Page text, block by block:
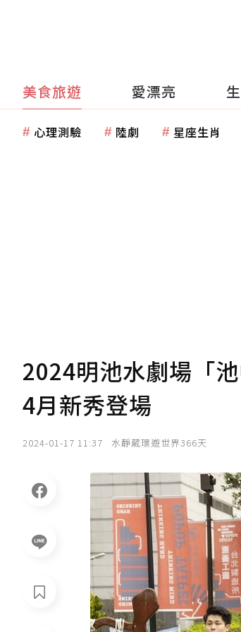
美食旅遊 愛漂亮
心理測驗 陸劇 星座生肖
2024明池水劇場「
4月新秀登場
2024-01-17 11:37 水靜葳環遊世界366天